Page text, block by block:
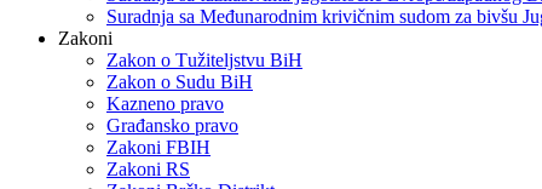
Suradnja sa Međunarodnim krivičnim sudom za bivšu
Zakoni
Zakon o Тužiteljstvu BiH
Zakon o Sudu BiH
Kazneno pravo
Građansko pravo
Zakoni FBIH
Zakoni RS